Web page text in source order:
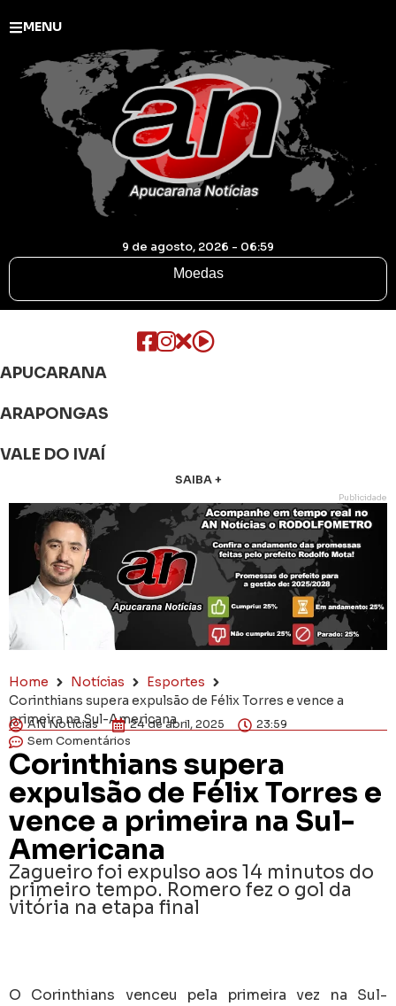
MENU
9 de agosto, 2026 - 06:59
Moedas
APUCARANA
ARAPONGAS
VALE DO IVAÍ
SAIBA +
Publicidade
Home Notícias
Esportes
Corinthians supera expulsão de Félix Torres e vence a
primeira na Sul-Americana
AN Notícias 24 de abril, 2025
23:59
Sem Comentários
Corinthians supera
expulsão de Félix Torres e
vence a primeira na Sul-
Americana
Zagueiro foi expulso aos 14 minutos do
primeiro tempo. Romero fez o gol da
vitória na etapa final
O Corinthians venceu pela primeira vez na Sul-